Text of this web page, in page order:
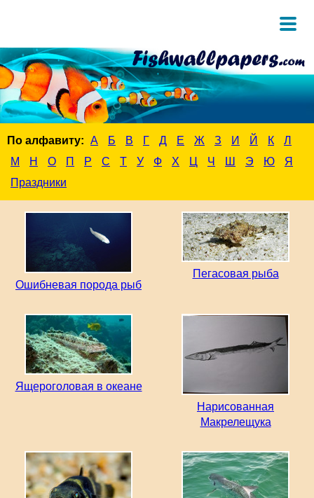
По алфавиту: А Б В Г Д Е Ж З И Й К
Л
М
Н О П Р С Т У Ф Х Ц Ч Ш Э Ю
Я
Праздники
Ошибневая порода рыб
Пегасовая рыба
Ящероголовая в океане
Нарисованная
Макрелещука